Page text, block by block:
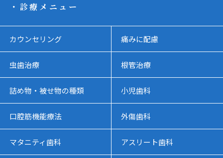
・診療メニュー
カウンセリング 痛みに配慮
虫歯治療 根管治療
詰め物・被せ物の種類 小児歯科
口腔筋機能療法 外傷歯科
マタニティ歯科 アスリート歯科